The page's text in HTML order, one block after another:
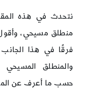
وجهة
نظر
مسيحية
نتحدث في هذه
منطلق مسيحي،
فرقًا في هذا الجانب
والمنطلق المسيحي
حسب ما أعرف عن